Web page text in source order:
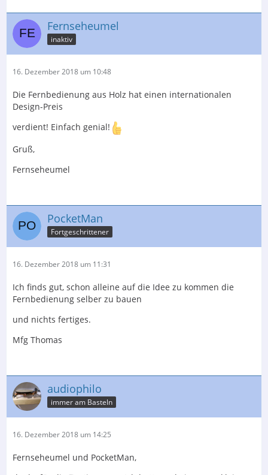
Fernseheumel
inaktiv
16. Dezember 2018 um 10:48
Die Fernbedienung aus Holz hat einen internationalen
Design-Preis
verdient! Einfach genial!
Gruß,
Fernseheumel
PocketMan
Fortgeschrittener
16. Dezember 2018 um 11:31
Ich finds gut, schon alleine auf die Idee zu kommen die
Fernbedienung selber zu bauen
und nichts fertiges.
Mfg Thomas
audiophilo
immer am Basteln
16. Dezember 2018 um 14:25
Fernseheumel und PocketMan,